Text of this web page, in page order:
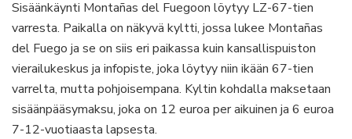
Sisäänkäynti Montañas del Fuegoon löytyy LZ-67-tien
varresta. Paikalla on näkyvä kyltti, jossa lukee Montañas
del Fuego ja se on siis eri paikassa kuin kansallispuiston
vierailukeskus ja infopiste, joka löytyy niin ikään 67-tien
varrelta, mutta pohjoisempana. Kyltin kohdalla maksetaan
sisäänpääsymaksu, joka on 12 euroa per aikuinen ja 6 euroa
7-12-vuotiaasta lapsesta.